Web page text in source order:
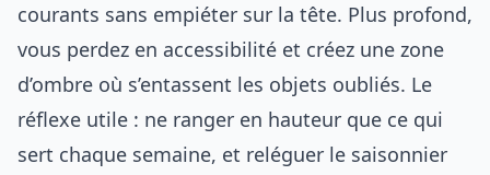
courants sans empiéter sur la tête. Plus profond,
vous perdez en accessibilité et créez une zone
d’ombre où s’entassent les objets oubliés. Le
réflexe utile : ne ranger en hauteur que ce qui
sert chaque semaine, et reléguer le saisonnier